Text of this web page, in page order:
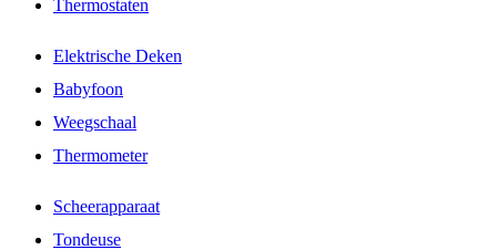
Thermostaten
Elektrische Deken
Babyfoon
Weegschaal
Thermometer
Scheerapparaat
Tondeuse